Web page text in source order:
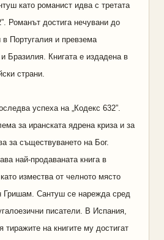
като романист идва с третата
Романът достига нечувани до
Португалия и превзема
Бразилия. Книгата е издадена в
страни.
успеха на „Кодекс 632”.
за иранската ядрена криза и за
за съществуването на Бог.
най-продаваната книга в
измества от челното място
Гришам. Сантуш се нарежда сред
писатели. В Испания,
тиражите на книгите му достигат